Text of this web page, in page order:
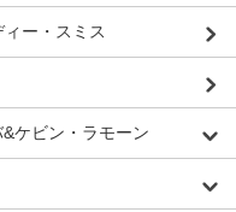
ー・スミス
ケビン・ラモーン